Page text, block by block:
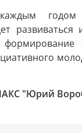
годом
развиваться
"Юрий